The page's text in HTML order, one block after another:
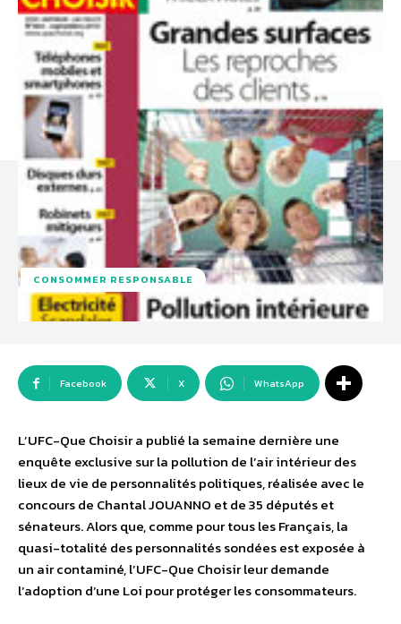
CONSOMMER RESPONSABLE
Facebook X WhatsApp
L’UFC-Que Choisir a publié la semaine dernière une
enquête exclusive sur la pollution de l’air intérieur des
lieux de vie de personnalités politiques, réalisée avec le
concours de Chantal JOUANNO et de 35 députés et
sénateurs. Alors que, comme pour tous les Français, la
quasi-totalité des personnalités sondées est exposée à
un air contaminé, l’UFC-Que Choisir leur demande
l’adoption d’une Loi pour protéger les consommateurs.